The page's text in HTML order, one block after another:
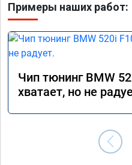
Примеры наших работ:
Чип тюнинг BMW
хватает, но не